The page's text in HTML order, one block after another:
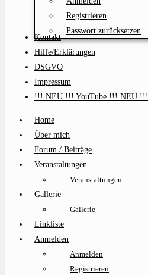
Registrieren
Passwort zurücksetzen
Kontakt
Hilfe/Erklärungen
DSGVO
Impressum
!!! NEU !!! YouTube !!! NEU !!!
Home
Über mich
Forum / Beiträge
Veranstaltungen
Veranstaltungen
Gallerie
Gallerie
Linkliste
Anmelden
Anmelden
Registrieren